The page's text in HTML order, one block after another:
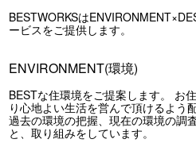
BESTWORKSは
ービスをご提供します。
ENVIRONMENT(環境)
BESTな住環境をご提案します。 お
り心地よい生活を営んで頂けるよう
過去の環境の把握、現在の環境の調
と、取り組みをしています。